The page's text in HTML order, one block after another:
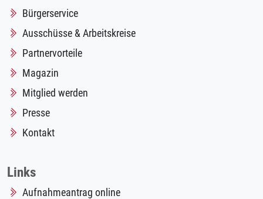
Bürgerservice
Ausschüsse & Arbeitskreise
Partnervorteile
Magazin
Mitglied werden
Presse
Kontakt
Links
Aufnahmeantrag online